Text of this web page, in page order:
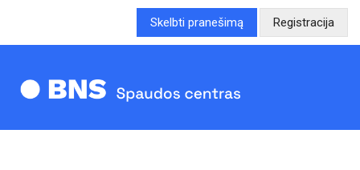
Skelbti pranešimą Registracija